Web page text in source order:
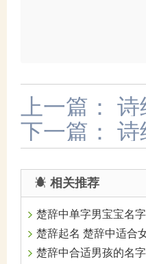
上一篇：
诗
下一篇：
诗
相关推荐
楚辞中单字男宝宝名字
楚辞起名 楚辞中适合
楚辞中合适男孩的名字